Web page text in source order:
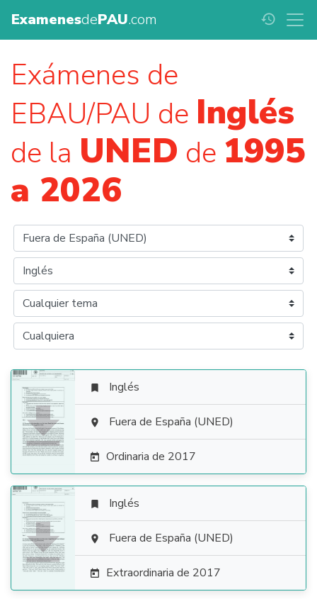
ExamenesdePAU.com history
Exámenes de
EBAU/PAU de Inglés
de la UNED de 1995
a 2026

 Inglés
 Fuera de España (UNED)
 Ordinaria de 2017

 Inglés
 Fuera de España (UNED)
 Extraordinaria de 2017